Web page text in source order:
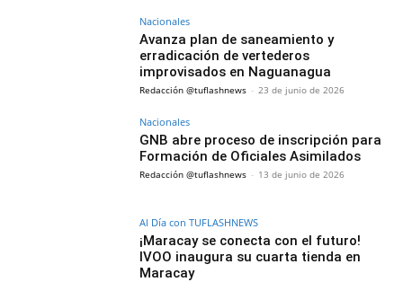
Nacionales
Avanza plan de saneamiento y
erradicación de vertederos
improvisados en Naguanagua
Redacción @tuflashnews - 23 de junio de 2026
Nacionales
GNB abre proceso de inscripción para
Formación de Oficiales Asimilados
Redacción @tuflashnews - 13 de junio de 2026
Al Día con TUFLASHNEWS
¡Maracay se conecta con el futuro!
IVOO inaugura su cuarta tienda en
Maracay